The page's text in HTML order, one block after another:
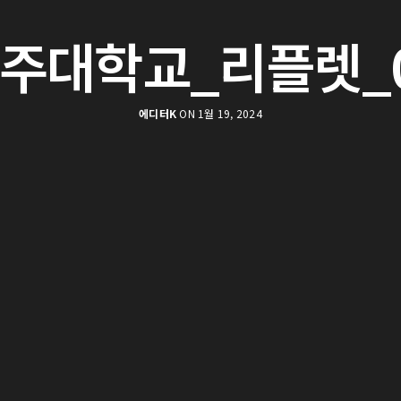
대학교_리플렛
에디터KON 1월 19, 2024